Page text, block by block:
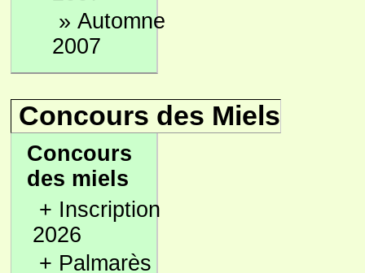
» Automne
2007
Concours des Miels
Concours
des miels
+ Inscription
2026
+ Palmarès